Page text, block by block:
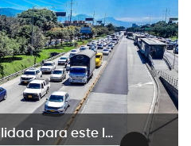
Así está la movilidad para este lunes festivo: ¿hay restricciones de carga y pico y placa regional?